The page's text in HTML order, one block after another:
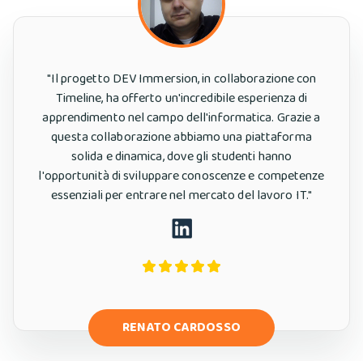
"Il progetto DEV Immersion, in collaborazione con
Timeline, ha offerto un'incredibile esperienza di
apprendimento nel campo dell'informatica. Grazie a
questa collaborazione abbiamo una piattaforma
solida e dinamica, dove gli studenti hanno
l'opportunità di sviluppare conoscenze e competenze
essenziali per entrare nel mercato del lavoro IT."
RENATO CARDOSSO